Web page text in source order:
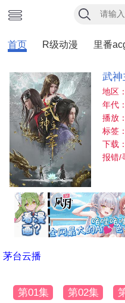
首页 R级动漫 里番
武神
地区
年代
播放
标签
下载：
报错/
茅台云播
第01集 第02集